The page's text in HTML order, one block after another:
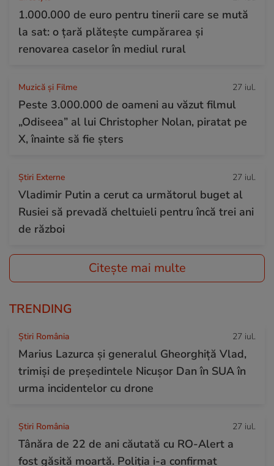
1.000.000 de euro pentru tinerii care se mută
la sat: o țară plătește cumpărarea și
renovarea caselor în mediul rural
Muzică și Filme 27 iul.
Peste 3.000.000 de oameni au văzut filmul
„Odiseea” al lui Christopher Nolan, piratat pe
X, înainte să fie șters
Știri Externe 27 iul.
Vladimir Putin a cerut ca următorul buget al
Rusiei să prevadă cheltuieli pentru încă trei ani
de război
Citește mai multe
TRENDING
Știri România 27 iul.
Marius Lazurca și generalul Gheorghiță Vlad,
trimiși de președintele Nicușor Dan în SUA în
urma incidentelor cu drone
Știri România 27 iul.
Tânăra de 22 de ani căutată cu RO-Alert a
fost găsită moartă. Poliția i-a confirmat